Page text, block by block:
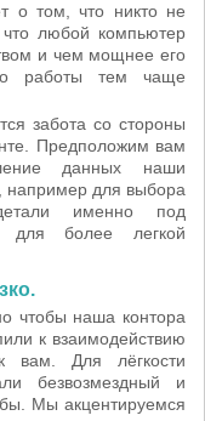
о том, что никто не
что любой компьютер
и чем мощнее его
работы тем чаще
забота со стороны
Предположим вам
данных наши
например для выбора
именно под
для более легкой
чтобы наша контора
к взаимодействию
Для лёгкости
безвозмездный и
Мы акцентируемся